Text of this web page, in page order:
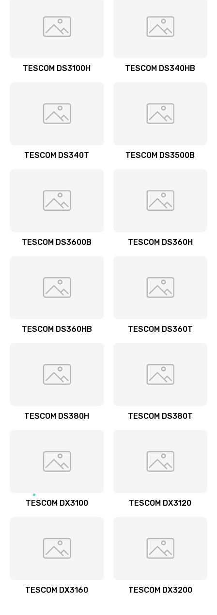
TESCOM DS3100H TESCOM DS340HB
TESCOM DS340T TESCOM DS3500B
TESCOM DS3600B TESCOM DS360H
TESCOM DS360HB TESCOM DS360T
TESCOM DS380H TESCOM DS380T
TESCOM DX3100 TESCOM DX3120
TESCOM DX3160 TESCOM DX3200